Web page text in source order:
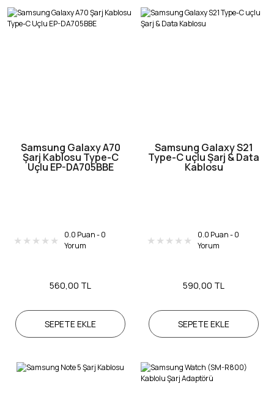
Samsung Galaxy A70
Şarj Kablosu Type-C
Uçlu EP-DA705BBE
0.0 Puan - 0
Yorum
560,00 TL
SEPETE EKLE
Samsung Galaxy S21
Type-C uçlu Şarj & Data
Kablosu
0.0 Puan - 0
Yorum
590,00 TL
SEPETE EKLE